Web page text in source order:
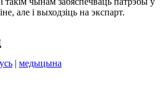
але і выходзіць на экспарт.
| медыцына